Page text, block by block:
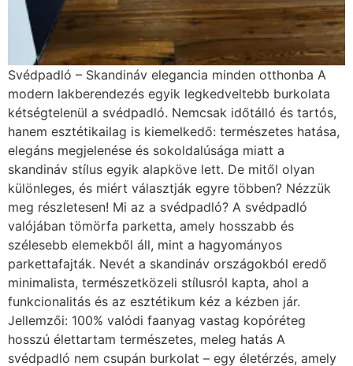
valójában tömörfa parketta, amely hosszabb és
szélesebb elemekből áll, mint a hagyományos
parkettafajták. Nevét a skandináv országokból eredő
minimalista, természetközeli stílusról kapta, ahol a
funkcionalitás és az esztétikum kéz a kézben jár.
Jellemzői: 100% valódi faanyag vastag kopóréteg
hosszú élettartam természetes, meleg hatás A
svédpadló nem csupán burkolat – egy életérzés, amely
a természet közelségét hozza be az otthonunkba.
Laminált padló lerakása, lépcső burkolása,
szőnyegpadló lerakása… Kérje árajánlatunkat az alábbi
gombra kattintva: Árajánlat kérése Miért ennyire
népszerű? A svédpadló népszerűsége nem véletlen.
Több olyan előnye is van, amely miatt hosszú távon is
kiváló befektetés. Időtálló elegancia A fa padló sosem
megy ki a divatból. A svédpadló különösen elegáns,
letisztult megjelenést biztosít, amely bármilyen
enteriőrbe illeszthető – legyen szó modern, klasszikus
vagy rusztikus stílusról. Tartósság és felújíthatóság A